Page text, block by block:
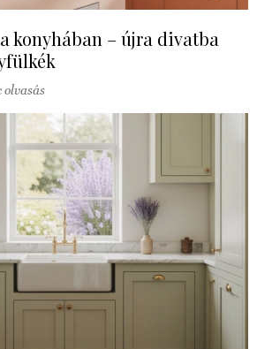
konyhában – újra divatba
olvasás